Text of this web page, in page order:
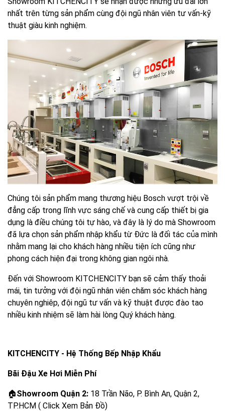
nhất trên từng sản phẩm cùng đội ngũ nhân viên tư vấn-kỹ
thuật giàu kinh nghiệm.
Chúng tôi sản phẩm mang thương hiệu Bosch vượt trội về
đẳng cấp trong lĩnh vực sáng chế và cung cấp thiết bị gia
dụng là điều chúng tôi tự hào, và đây là lý do mà Showroom
đã lựa chọn sản phẩm nhập khẩu từ Đức là đối tác của mình
nhằm mang lại cho khách hàng nhiều tiện ích cũng như
phong cách hiện đại trong không gian ngôi nhà.
Đến với Showroom KITCHENCITY bạn sẽ cảm thấy thoải
mái, tin tưởng với đội ngũ nhân viên chăm sóc khách hàng
chuyên nghiêp, đội ngũ tư vấn và kỹ thuật được đào tao
nhiều kinh nhiệm sẽ làm hài lòng Quý khách hàng.
KITCHENCITY - Hệ Thống Bếp Nhập Khẩu
Bãi Đậu Xe Hơi Miễn Phí
🏠Showroom Quận 2: 18 Trần Não, P. Bình An, Quận 2,
TP.HCM ( Click Xem Bản Đồ)